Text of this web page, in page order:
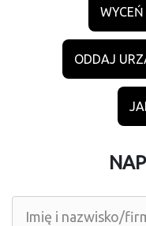
ODDAJ